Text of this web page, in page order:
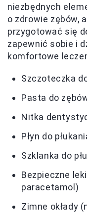
niezbędnych
o zdrowie zębów,
przygotować się
zapewnić sobie i
komfortowe
Szczoteczka
Pasta do
Nitka
Płyn do
Szklanka do
Bezpieczne
paracetamol)
Zimne okłady